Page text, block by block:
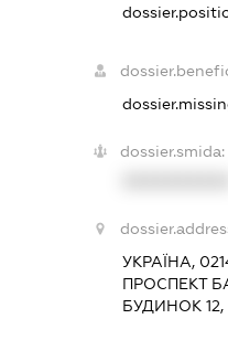
dossier.smida:
УКРАЇНА,
ПРОСПЕКТ
БУДИНОК